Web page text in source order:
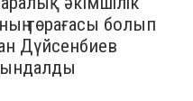
төрағасы болып
Дүйсенбиев